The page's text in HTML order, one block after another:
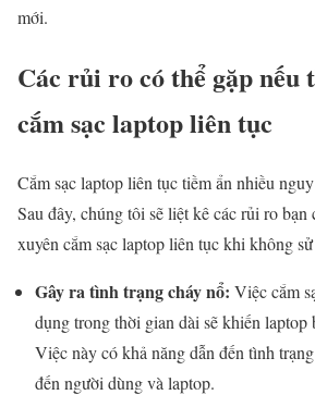
mới.
Các rủi ro có thể gặp nếu
cắm sạc laptop liên tục
Cắm sạc laptop liên tục tiềm ẩn nhiều
Sau đây, chúng tôi sẽ liệt kê các rủi ro bạn
xuyên cắm sạc laptop liên tục khi không
Gây ra tình trạng cháy nổ: Việc cắm
dụng trong thời gian dài sẽ khiến laptop
Việc này có khả năng dẫn đến tình
đến người dùng và laptop.